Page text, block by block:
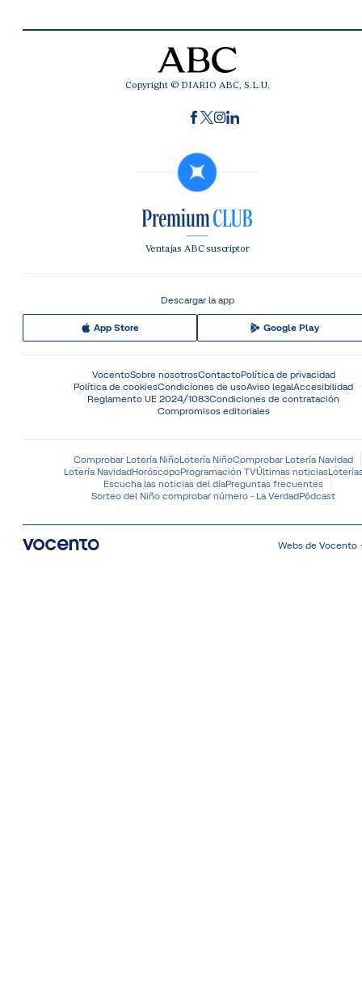
Copyright © DIARIO ABC, S.L.U.
Ventajas ABC suscriptor
Descargar la app
App Store Google Play
VocentoSobre nosotrosContactoPolítica de privacidad
Política de cookiesCondiciones de usoAviso legalAccesibilidad
Reglamento UE 2024/1083Condiciones de contratación
Compromisos editoriales
Comprobar Lotería NiñoLotería NiñoComprobar Lotería Navidad
Lotería NavidadHoróscopoProgramación TVÚltimas noticias
Escucha las noticias del díaPreguntas frecuentes
Sorteo del Niño comprobar número - La VerdadPódcast
Webs de Vocento